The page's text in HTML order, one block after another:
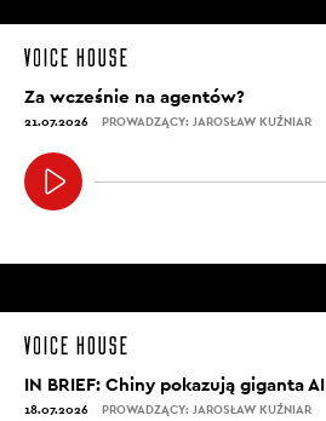
Za wcześnie na agentów?
21.07.2026 PROWADZĄCY: JAROSŁAW KUŹNIAR
IN BRIEF: Chiny pokazują giganta AI
18.07.2026 PROWADZĄCY: JAROSŁAW KUŹNIAR